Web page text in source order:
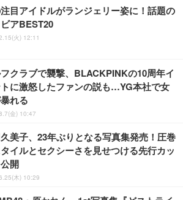
目アイドルがランジェリー姿に！話題の
アBEST20
火) 12:11
フクラブで襲撃、BLACKPINKの10周年イ
に激怒したファンの説も…YG本社で女
れる
金) 10:47
美子、23年ぶりとなる写真集発売！圧巻
イルとセクシーさを見せつける先行カッ
開
木) 10:29